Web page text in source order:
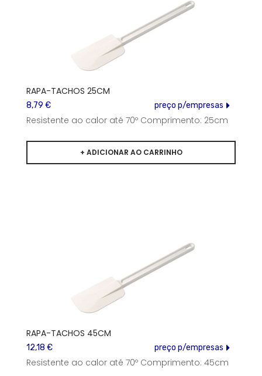
RAPA-TACHOS 25CM
8,79 € preço p/empresas
Resistente ao calor até 70º Comprimento: 25cm
RAPA-TACHOS 45CM
12,18 € preço p/empresas
Resistente ao calor até 70º Comprimento: 45cm